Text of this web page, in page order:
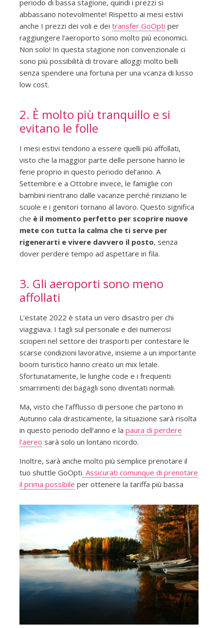
periodo di bassa stagione, quindi i prezzi si
abbassano notevolmente! Rispetto ai mesi estivi
anche I prezzi dei voli e dei transfer GoOpti per
raggiungere l’aeroporto sono molto più economici.
Non solo! In questa stagione non convenzionale ci
sono più possibilità di trovare alloggi molto belli
senza spendere una fortuna per una vcanza di lusso
low cost.
2. È molto più tranquillo e si
evitano le folle
I mesi estivi tendono a essere quelli più affollati,
visto che la maggior parte delle persone hanno le
ferie proprio in questo periodo del’anno. A
Settembre e a Ottobre invece, le famiglie con
bambini rientrano dalle vacanze perché riniziano le
scuole e i genitori tornano al lavoro. Questo significa
che è il momento perfetto per scoprire nuove
mete con tutta la calma che ti serve per
rigenerarti e vivere davvero il posto, senza
dover perdere tempo ad aspettare in fila.
3. Gli aeroporti sono meno
affollati
L’estate 2022 è stata un vero disastro per chi
viaggiava. I tagli sul personale e dei numerosi
scioperi nel settore dei trasporti per contestare le
scarse condizioni lavorative, insieme a un importante
boom turistico hanno creato un mix letale.
Sfortunatamente, le lunghe code e i frequenti
smarrimenti dei bagagli sono diventati normali.
Ma, visto che l’afflusso di persone che partono in
Autunno cala drasticamente, la situazione sarà risolta
in questo periodo dell’anno e la paura di perdere
l’aereo sarà solo un lontano ricordo.
Inoltre, sarà anche molto più semplice prenotare il
tuo shuttle GoOpti. Assicurati comunque di prenotare
il prima possibile per ottenere la tariffa più bassa